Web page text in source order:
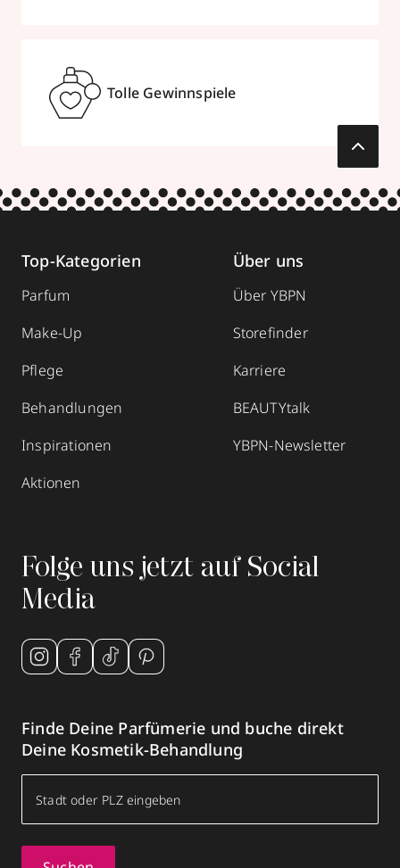
Tolle Gewinnspiele
Top-Kategorien
Parfum
Make-Up
Pflege
Behandlungen
Inspirationen
Aktionen
Über uns
Über YBPN
Storefinder
Karriere
BEAUTYtalk
YBPN-Newsletter
Folge uns jetzt auf Social
Media
Finde Deine Parfümerie und buche direkt
Deine Kosmetik-Behandlung